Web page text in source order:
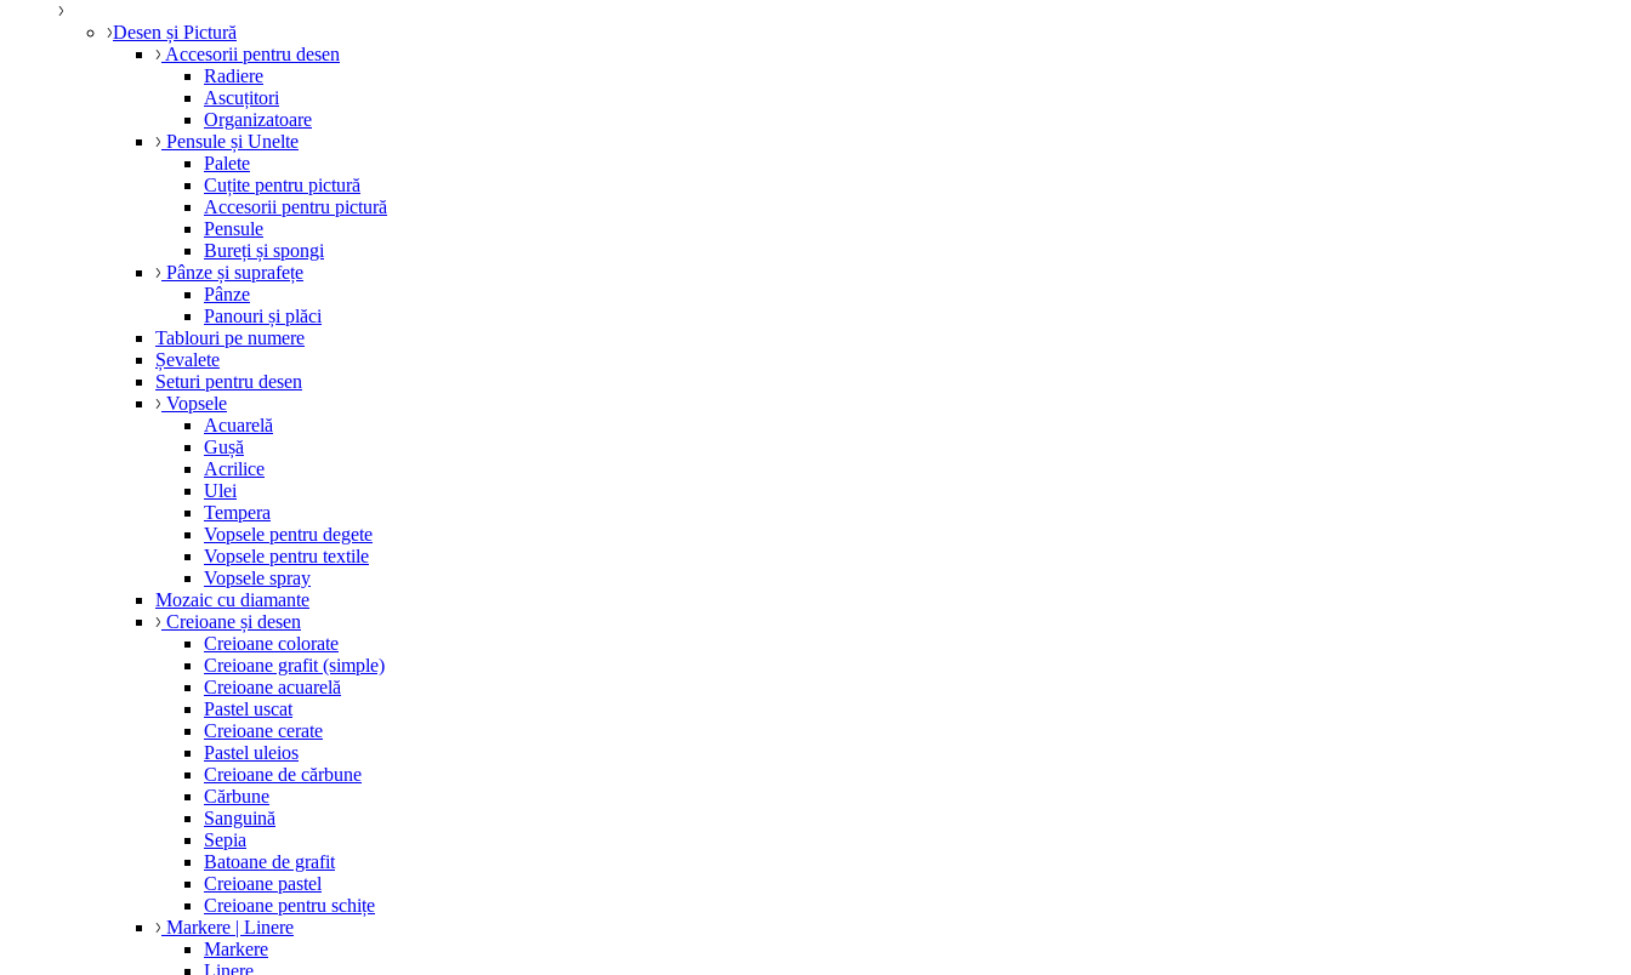
Desen și Pictură
Accesorii pentru desen
Radiere
Ascuțitori
Organizatoare
Pensule și Unelte
Palete
Cuțite pentru pictură
Accesorii pentru pictură
Pensule
Bureți și spongi
Pânze și suprafețe
Pânze
Panouri și plăci
Tablouri pe numere
Șevalete
Seturi pentru desen
Vopsele
Acuarelă
Gușă
Acrilice
Ulei
Tempera
Vopsele pentru degete
Vopsele pentru textile
Vopsele spray
Mozaic cu diamante
Creioane și desen
Creioane colorate
Creioane grafit (simple)
Creioane acuarelă
Pastel uscat
Creioane cerate
Pastel uleios
Creioane de cărbune
Cărbune
Sanguină
Sepia
Batoane de grafit
Creioane pastel
Creioane pentru schițe
Markere | Linere
Markere
Linere